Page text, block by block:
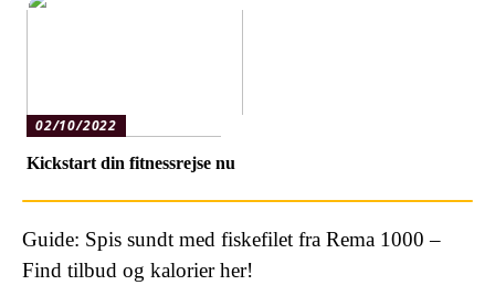
02/10/2022
Kickstart din fitnessrejse nu
Guide: Spis sundt med fiskefilet fra Rema 1000 –
Find tilbud og kalorier her!